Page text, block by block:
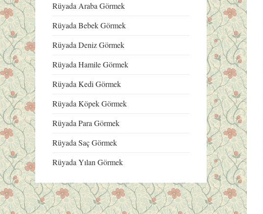
Rüyada Araba Görmek
Rüyada Bebek Görmek
Rüyada Deniz Görmek
Rüyada Hamile Görmek
Rüyada Kedi Görmek
Rüyada Köpek Görmek
Rüyada Para Görmek
Rüyada Saç Görmek
Rüyada Yılan Görmek